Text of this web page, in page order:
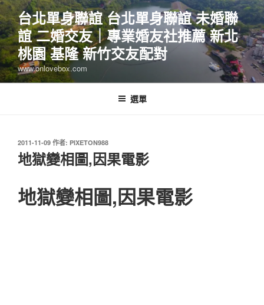
跳
至
主
要
內
容
台北單身聯誼 台北單身聯誼 未婚聯
誼 二婚交友｜專業婚友社推薦 新北
桃園 基隆 新竹交友配對
www.onlovebox.com
選單
發
佈
於
2011-11-09 作者: PIXETON988
地獄變相圖,因果電影
地獄變相圖,因果電影